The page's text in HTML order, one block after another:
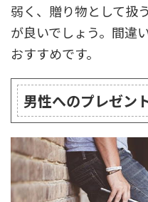
弱く、贈り物として扱
が良いでしょう。間違
おすすめです。
男性へのプレゼン